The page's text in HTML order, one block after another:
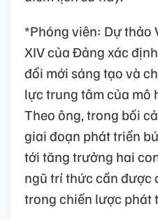
*Phóng viên: Dự thảo
XIV của Đảng xác
đổi mới sáng tạo và
lực trung tâm của mô
Theo ông, trong bối
giai đoạn phát triển
tới tăng trưởng hai
ngũ trí thức cần được
trong chiến lược phát